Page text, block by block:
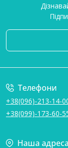
Телефони
+38(096)-213-14-
+38(099)-173-60-
Наша адреса